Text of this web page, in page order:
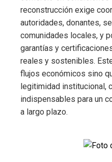
reconstrucción exige
autoridades, donantes,
comunidades locales, y
garantías y
reales y sostenibles.
flujos económicos sino
legitimidad institucional,
indispensables para un
a largo plazo.